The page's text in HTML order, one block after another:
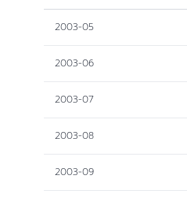
2003-05
2003-06
2003-07
2003-08
2003-09